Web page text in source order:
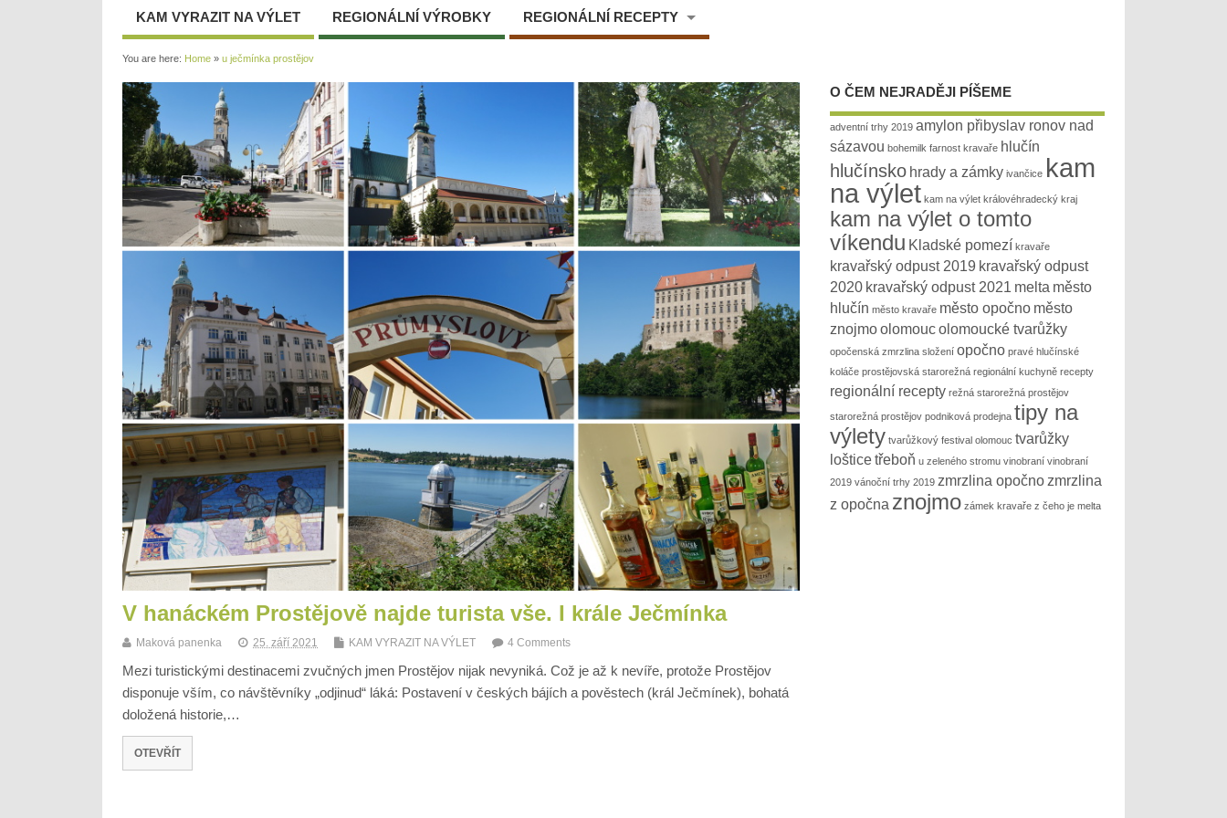
KAM VYRAZIT NA VÝLET REGIONÁLNÍ VÝROBKY REGIONÁLNÍ RECEPTY
You are here: Home »u ječmínka prostějov
V hanáckém Prostějově najde turista vše. I krále Ječmínka
Maková panenka 25. září 2021 KAM VYRAZIT NA VÝLET 4 Comments
Mezi turistickými destinacemi zvučných jmen Prostějov nijak nevyniká. Což je až k nevíře, protože Prostějov
disponuje vším, co návštěvníky „odjinud“ láká: Postavení v českých bájích a pověstech (král Ječmínek), bohatá
doložená historie,…
OTEVŘÍT
O ČEM NEJRADĚJI PÍŠEME
adventní trhy 2019 amylon přibyslav ronov nad
sázavou bohemilk farnost kravaře hlučín
hlučínsko hrady a zámky ivančice kam
na výlet kam na výlet královéhradecký kraj
kam na výlet o tomto
víkendu Kladské pomezí kravaře
kravařský odpust 2019 kravařský odpust
2020 kravařský odpust 2021 melta město
hlučín město kravaře město opočno město
znojmo olomouc olomoucké tvarůžky
opočenská zmrzlina složení opočno pravé hlučínské
koláče prostějovská starorežná regionální kuchyně recepty
regionální recepty režná starorežná prostějov
starorežná prostějov podniková prodejna tipy na
výlety tvarůžkový festival olomouc tvarůžky
loštice třeboň u zeleného stromu vinobraní vinobraní
2019 vánoční trhy 2019 zmrzlina opočno zmrzlina
z opočna znojmo zámek kravaře z čeho je melta